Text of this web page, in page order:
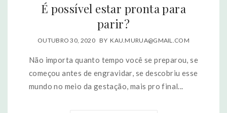
É possível estar pronta para
parir?
OUTUBRO 30, 2020 BY KAU.MURUA@GMAIL.COM
Não importa quanto tempo você se preparou, se
começou antes de engravidar, se descobriu esse
mundo no meio da gestação, mais pro final...